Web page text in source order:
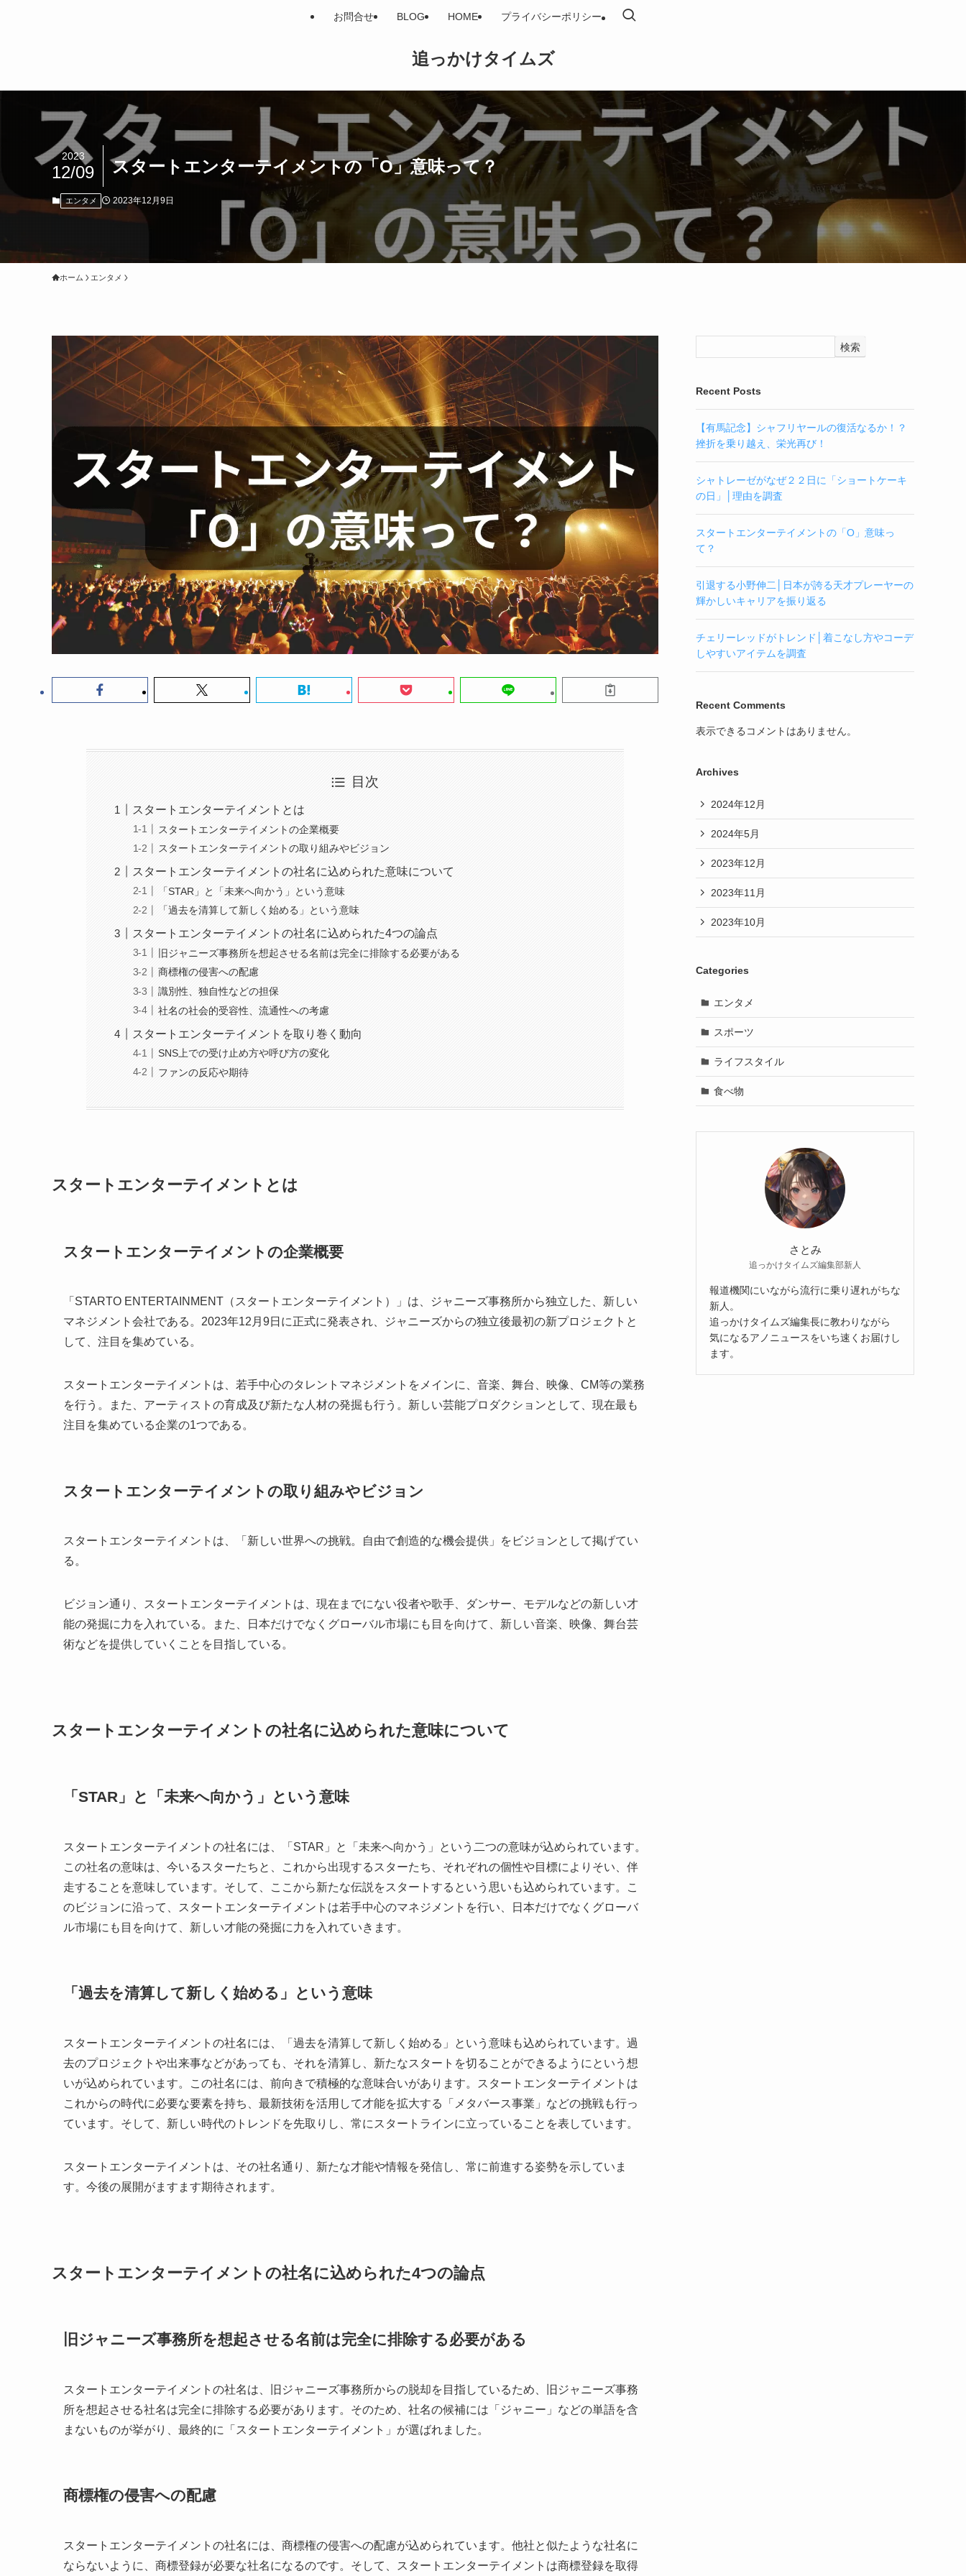
追っかけタイムズ
お問合せ BLOG HOME プライバシーポリシー
スタートエンターテイメントの「O」意味って？
2023
12/09
エンタメ 2023年12月9日
ホーム エンタメ
目次
スタートエンターテイメントとは
スタートエンターテイメントの企業概要
スタートエンターテイメントの取り組みやビジョン
スタートエンターテイメントの社名に込められた意味について
「STAR」と「未来へ向かう」という意味
「過去を清算して新しく始める」という意味
スタートエンターテイメントの社名に込められた4つの論点
旧ジャニーズ事務所を想起させる名前は完全に排除する必要がある
商標権の侵害への配慮
識別性、独自性などの担保
社名の社会的受容性、流通性への考慮
スタートエンターテイメントを取り巻く動向
SNS上での受け止め方や呼び方の変化
ファンの反応や期待
スタートエンターテイメントとは
スタートエンターテイメントの企業概要
「STARTO ENTERTAINMENT（スタートエンターテイメント）」は、ジャニーズ事務所から独立した、新しい
マネジメント会社である。2023年12月9日に正式に発表され、ジャニーズからの独立後最初の新プロジェクトと
して、注目を集めている。
スタートエンターテイメントは、若手中心のタレントマネジメントをメインに、音楽、舞台、映像、CM等の業務
を行う。また、アーティストの育成及び新たな人材の発掘も行う。新しい芸能プロダクションとして、現在最も
注目を集めている企業の1つである。
スタートエンターテイメントの取り組みやビジョン
スタートエンターテイメントは、「新しい世界への挑戦。自由で創造的な機会提供」をビジョンとして掲げてい
る。
ビジョン通り、スタートエンターテイメントは、現在までにない役者や歌手、ダンサー、モデルなどの新しい才
能の発掘に力を入れている。また、日本だけでなくグローバル市場にも目を向けて、新しい音楽、映像、舞台芸
術などを提供していくことを目指している。
スタートエンターテイメントの社名に込められた意味について
「STAR」と「未来へ向かう」という意味
スタートエンターテイメントの社名には、「STAR」と「未来へ向かう」という二つの意味が込められています。
この社名の意味は、今いるスターたちと、これから出現するスターたち、それぞれの個性や目標によりそい、伴
走することを意味しています。そして、ここから新たな伝説をスタートするという思いも込められています。こ
のビジョンに沿って、スタートエンターテイメントは若手中心のマネジメントを行い、日本だけでなくグローバ
ル市場にも目を向けて、新しい才能の発掘に力を入れていきます。
「過去を清算して新しく始める」という意味
スタートエンターテイメントの社名には、「過去を清算して新しく始める」という意味も込められています。過
去のプロジェクトや出来事などがあっても、それを清算し、新たなスタートを切ることができるようにという想
いが込められています。この社名には、前向きで積極的な意味合いがあります。スタートエンターテイメントは
これからの時代に必要な要素を持ち、最新技術を活用して才能を拡大する「メタバース事業」などの挑戦も行っ
ています。そして、新しい時代のトレンドを先取りし、常にスタートラインに立っていることを表しています。
スタートエンターテイメントは、その社名通り、新たな才能や情報を発信し、常に前進する姿勢を示していま
す。今後の展開がますます期待されます。
スタートエンターテイメントの社名に込められた4つの論点
旧ジャニーズ事務所を想起させる名前は完全に排除する必要がある
スタートエンターテイメントの社名は、旧ジャニーズ事務所からの脱却を目指しているため、旧ジャニーズ事務
所を想起させる社名は完全に排除する必要があります。そのため、社名の候補には「ジャニー」などの単語を含
まないものが挙がり、最終的に「スタートエンターテイメント」が選ばれました。
商標権の侵害への配慮
スタートエンターテイメントの社名には、商標権の侵害への配慮が込められています。他社と似たような社名に
ならないように、商標登録が必要な社名になるのです。そして、スタートエンターテイメントは商標登録を取得
検索
Recent Posts
【有馬記念】シャフリヤールの復活なるか！？
挫折を乗り越え、栄光再び！
シャトレーゼがなぜ２２日に「ショートケーキ
の日」│理由を調査
スタートエンターテイメントの「O」意味っ
て？
引退する小野伸二│日本が誇る天才プレーヤーの
輝かしいキャリアを振り返る
チェリーレッドがトレンド│着こなし方やコーデ
しやすいアイテムを調査
Recent Comments
表示できるコメントはありません。
Archives
2024年12月
2024年5月
2023年12月
2023年11月
2023年10月
Categories
エンタメ
スポーツ
ライフスタイル
食べ物
さとみ
追っかけタイムズ編集部新人
報道機関にいながら流行に乗り遅れがちな
新人。
追っかけタイムズ編集長に教わりながら
気になるアノニュースをいち速くお届けし
ます。